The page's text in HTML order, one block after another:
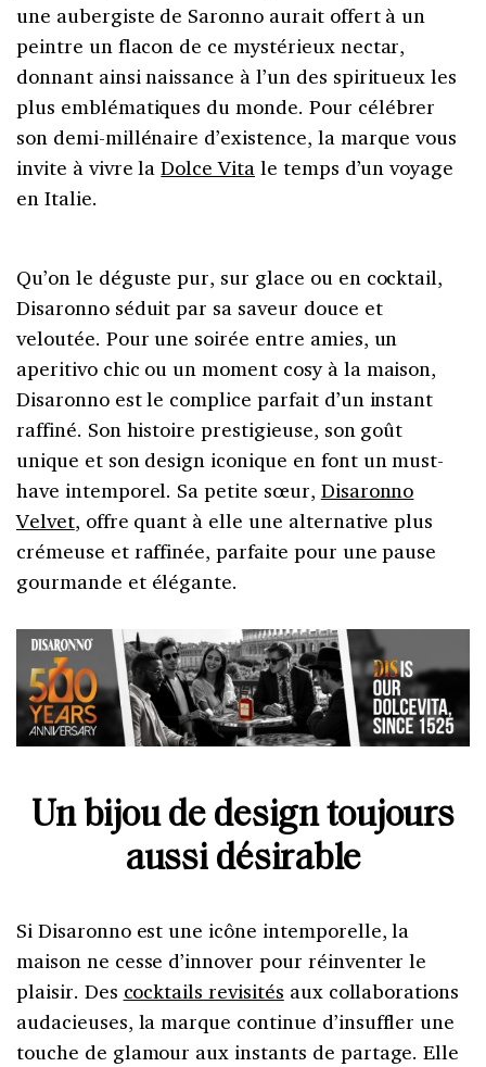
une aubergiste de Saronno aurait offert à un
peintre un flacon de ce mystérieux nectar,
donnant ainsi naissance à l’un des spiritueux les
plus emblématiques du monde. Pour célébrer
son demi-millénaire d’existence, la marque vous
invite à vivre laDolce Vita le temps d’un voyage
en Italie.
Qu’on le déguste pur, sur glace ou en cocktail,
Disaronno séduit par sa saveur douce et
veloutée. Pour une soirée entre amies, un
aperitivo chic ou un moment cosy à la maison,
Disaronno est le complice parfait d’un instant
raffiné. Son histoire prestigieuse, son goût
unique et son design iconique en font un must-
have intemporel. Sa petite sœur, Disaronno
Velvet, offre quant à elle une alternative plus
crémeuse et raffinée, parfaite pour une pause
gourmande et élégante.
Un bijou de design toujours
aussi désirable
Si Disaronno est une icône intemporelle, la
maison ne cesse d’innover pour réinventer le
plaisir. Des cocktails revisités aux collaborations
audacieuses, la marque continue d’insuffler une
touche de glamour aux instants de partage. Elle